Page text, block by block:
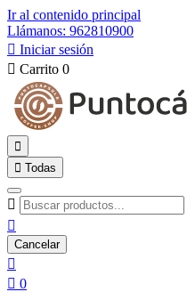
Ir al contenido principal
Llámanos: 962810900
 Iniciar sesión
 Carrito 0

 Todas


Cancelar

 0